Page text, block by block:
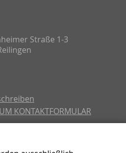
Straße 1-3
KONTAKTFORMULAR